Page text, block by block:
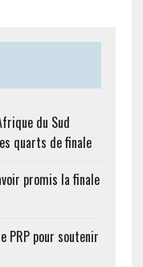
du Sud
quarts de finale
promis la finale
PRP pour soutenir